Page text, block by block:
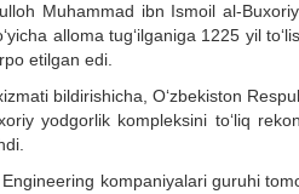
Muhammad ibn Ismoil al-
alloma tug‘ilganiga 1225 yil
etilgan edi.
bildirishicha, O‘zbekiston
yodgorlik kompleksini to‘liq
kompaniyalari guruhi